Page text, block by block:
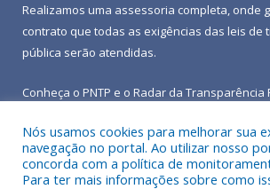
Realizamos uma assessoria completa, onde
contrato que todas as exigências das leis de
pública serão atendidas.
Conheça o PNTP e o Radar da Transparência
Todos os direitos reservados a Prefeitura
Nós usamos cookies para melhorar sua
navegação no portal. Ao utilizar nosso
concorda com a política de
Para ter mais informações sobre como